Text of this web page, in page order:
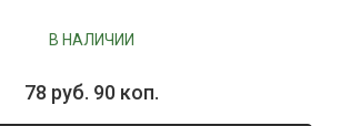
В НАЛИЧИИ
78 руб. 90 коп.